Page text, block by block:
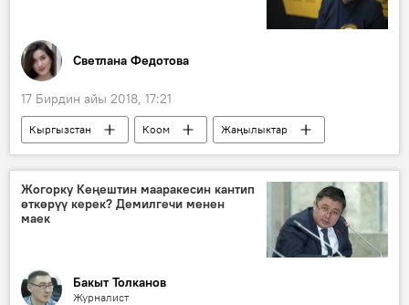
Светлана Федотова
17 Бирдин айы 2018, 17:21
Кыргызстан Коом
Жаңылыктар
Бишкек
Айгүл Рыскулова
министр
вице-мэр үй-бүлө
Жогорку Кеңештин мааракесин кантип
өткөрүү керек? Демилгечи менен
маек
Бакыт Толканов
Журналист